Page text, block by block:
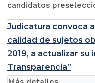
candidatos
Judicatura convoca
calidad de sujetos
2019, a actualizar su
Transparencia”